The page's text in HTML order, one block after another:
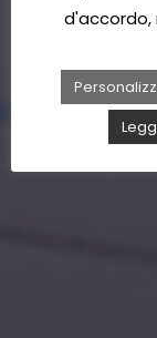
d'accordo,